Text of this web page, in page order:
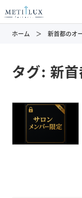
ホーム 新首都のオ
タグ: 新